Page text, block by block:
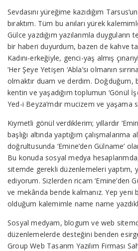
Sevdasını yüreğime kazıdığım
bıraktım. Tüm bu anıları yürek
Gülce yazdığım yazılarımla duyguların
bir haberi duyurdum, bazen de kahve
Kadını-erkeğiyle, genci-yaş almış
‘Her Şeye Yetişen ‘Abla’sı olmanın
olmaktır duam ve derdim. Doğduğum,
kentin ve yaşadığım toplumun ‘Gönül
Yed-i Beyza’mdır mucizem ve yaşama
Kıymetli gönül verdiklerim; yıllardır
başlığı altında yaptığım çalışmalarıma
doğrultusunda ‘Emine’den Gülname’
Bu konuda sosyal medya
sitemde gerekli düzenlemeleri yaptım,
ediyorum. Sizlerden ricam ‘Emine’den
ve mekânda bende kalmanız. Yep yeni
olduğum kalemimle name name
Sosyal medyam, blogum ve web
düzenlemelerde desteğini benden
Group Web Tasarım Yazılım Firması